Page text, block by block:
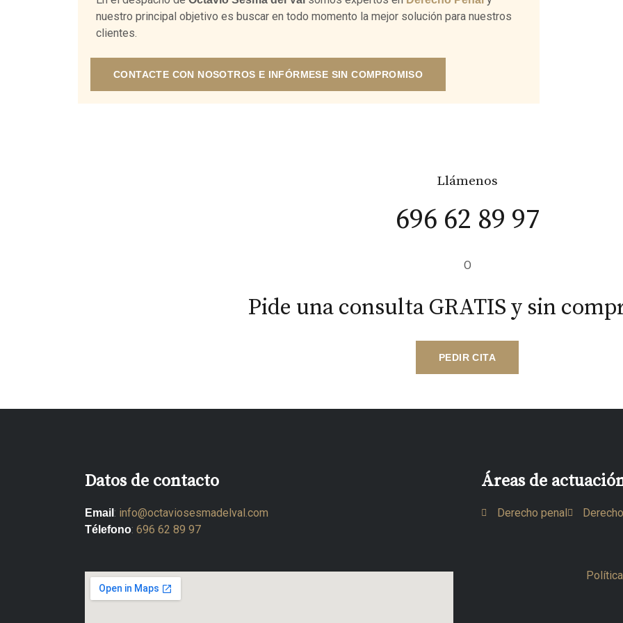
nuestro principal objetivo es buscar en todo momento la mejor solución para nuestros
clientes.
CONTACTE CON NOSOTROS E INFÓRMESE SIN COMPROMISO
Llámenos
696 62 89 97
O
Pide una consulta GRATIS y sin
PEDIR CITA
Datos de contacto
Email : info@octaviosesmadelval.com
Télefono: 696 62 89 97
Áreas de
Derecho penal